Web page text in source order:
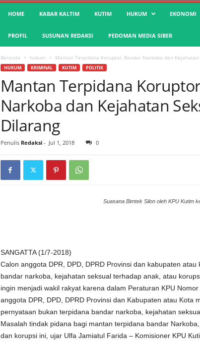
HOME KABAR KALTIM KUTIM HUKUM EKONOMI
PROFIL SUSUNAN REDAKSI PEDOMAN MEDIA SIBER
Beranda hukum Mantan Terpidana Koruptor, Bandar Narkoba dan Kejahatan
HUKUM KRIMINAL KUTIM POLITIK
Mantan Terpidana
Narkoba dan Kejahatan
Dilarang
Penulis Redaksi- Jul 1, 2018 0
Suasana Bimtek Silon oleh KPU Kutim
SANGATTA (1/7-2018)
Calon anggota DPR, DPD, DPRD Provinsi dan kabupaten
bandar narkoba, kejahatan seksual terhadap anak, atau
ingin menjadi wakil rakyat karena dalam Peraturan KPU
anggota DPR, DPD, DPRD Provinsi dan Kabupaten atau Kota
pernyataan bukan terpidana bandar narkoba, kejahatan
Masalah tindak pidana bagi mantan terpidana bandar
dan korupsi ini, ujar Ulfa Jamiatul Farida – Komisioner KPU